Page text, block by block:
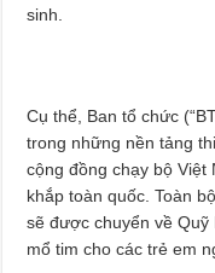
sinh.
Cụ thể, Ban tổ chức
trong những nền tảng
cộng đồng chạy bộ Việt
khắp toàn quốc. Toàn
sẽ được chuyển về
mổ tim cho các trẻ em